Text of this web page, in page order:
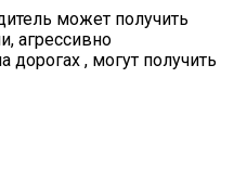
может получить
агрессивно
, могут получить